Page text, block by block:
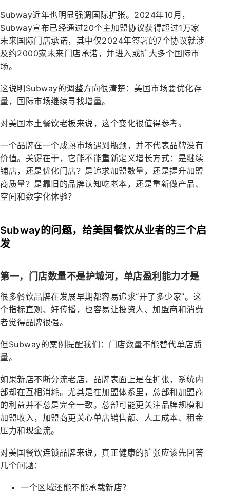
Subway近年也明显强调国际扩张。2024年10月，
Subway宣布已经通过20个主加盟协议获得超过1万家
未来国际门店承诺，其中仅2024年签署的7个协议就涉
及约2000家未来门店承诺，并进入或扩大多个国际市
场。
这说明Subway的调整方向很清楚：美国市场要优化存
量，国际市场继续寻找增量。
对美国本土餐饮老板来说，这个变化很值得参考。
一个品牌在一个成熟市场遇到瓶颈，并不代表品牌没有
价值。关键在于，它能不能重新定义增长方式：是继续
铺店，还是优化门店？是追求加盟数量，还是提升加盟
商质量？是靠旧的品牌认知吃老本，还是重新做产品、
空间和数字化体验？
Subway的问题，给美国餐饮从业者的三个启
发
第一，门店数量不是护城河，单店盈利能力才是
很多餐饮品牌在发展早期都容易追求“开了多少家”。这
个指标直观、好传播，也容易让投资人、加盟商和消费
者觉得品牌很强。
但Subway的案例提醒我们：门店数量不能替代单店质
量。
如果新店不断分流老店，品牌表面上是在扩张，系统内
部却在互相消耗。尤其是在加盟体系里，总部和加盟商
的利益并不总是完全一致。总部可能更关注品牌规模和
加盟收入，加盟商更关心单店销售额、人工成本、租金
压力和现金流。
对美国餐饮连锁品牌来说，真正健康的扩张应该先回答
几个问题：
一个区域还能不能承载新店？